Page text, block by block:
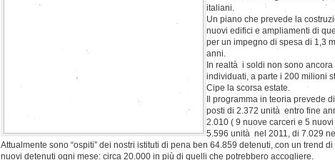
italiani.
Un piano che prevede la
nuovi edifici e ampliamenti di
per un impegno di spesa di 1,3
anni.
In realtà i soldi non sono ancora
individuati, a parte i 200 milioni
Cipe la scorsa estate.
Il programma in teoria prevede
posti di 2.372 unità entro fine
2.010 ( 9 nuove carceri e 5
5.596 unità nel 2011, di 7.029
Attualmente sono “ospiti” dei nostri istituti di pena ben 64.859 detenuti, con un trend
nuovi detenuti ogni mese: circa 20.000 in più di quelli che potrebbero accogliere.